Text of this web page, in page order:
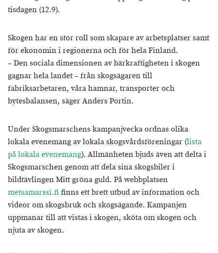
tisdagen (12.9).
Skogen har en stor roll som skapare av arbetsplatser samt
för ekonomin i regionerna och för hela Finland.
– Den sociala dimensionen av bärkraftigheten i skogen
gagnar hela landet – från skogsägaren till
fabriksarbetaren, våra hamnar, transporter och
bytesbalansen, säger Anders Portin.
Under Skogsmarschens kampanjvecka ordnas olika
lokala evenemang av lokala skogsvårdsföreningar (lista
på lokala evenemang). Allmänheten bjuds även att delta i
Skogsmarschen genom att dela sina skogsbiler i
bildtävlingen Mitt gröna guld. På webbplatsen
metsamarssi.fifinns ett brett utbud av information och
videor om skogsbruk och skogsägande. Kampanjen
uppmanar till att vistas i skogen, sköta om skogen och
njuta av skogen.